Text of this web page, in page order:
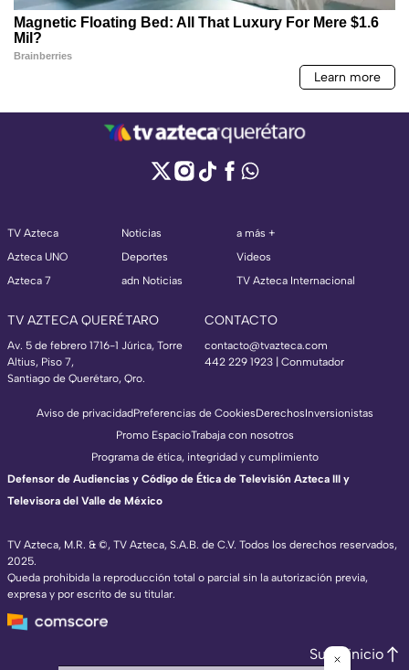
TV Azteca
Azteca UNO
Azteca 7
Noticias
Deportes
adn Noticias
a más +
Videos
TV Azteca Internacional
TV AZTECA QUERÉTARO
Av. 5 de febrero 1716-1 Júrica, Torre
Altius, Piso 7,
Santiago de Querétaro, Qro.
CONTACTO
contacto@tvazteca.com
442 229 1923 | Conmutador
TV Azteca, M.R. & ©, TV Azteca, S.A.B. de C.V. Todos los derechos reservados,
2025.
Queda prohibida la reproducción total o parcial sin la autorización previa,
expresa y por escrito de su titular.
Aviso de privacidadPreferencias de CookiesDerechosInversionistas
Promo EspacioTrabaja con nosotros
Programa de ética, integridad y cumplimiento
Defensor de Audiencias y Código de Ética de Televisión Azteca III y
Televisora del Valle de México
Subir inicio